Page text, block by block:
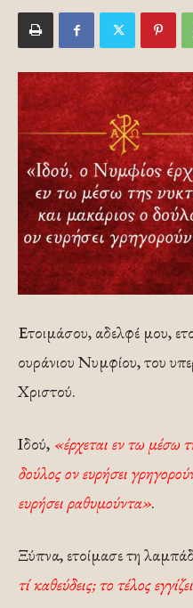
Ετοιμάσου, αδελφέ μου,
ουράνιου Νυμφίου, του
Χριστού.
Ιδού, «έρχεται εν τω μέσω
δούλος ον ευρήσει
ευρήσει ραθυμούντα».
Ξύπνα, ετοίμασε τη
τί καθεύδεις; το τέλος